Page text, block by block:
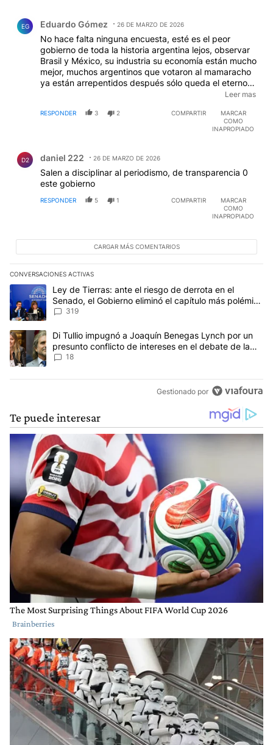
EG Eduardo Gómez 26 DE MARZO DE 2026
No hace falta ninguna encuesta, esté es el peor
gobierno de toda la historia argentina lejos, observar
Brasil y México, su industria su economía están mucho
mejor, muchos argentinos que votaron al mamaracho
ya están arrepentidos después sólo queda el eterno
30% de antiperonistas, volveremos una vez más
qué lo hacen a propósito saludos
Leer mas
RESPONDER 3 2 COMPARTIR
MARCAR
COMO
INAPROPIADO
D2 daniel 222 26 DE MARZO DE 2026
Salen a disciplinar al periodismo, de transparencia 0
este gobierno
RESPONDER 5 1 COMPARTIR
MARCAR
COMO
INAPROPIADO
CARGAR MÁS COMENTARIOS
CONVERSACIONES ACTIVAS
Este listado muestra los artículos con más comentarios en los
Un artículo de tendencia con el título "Ley de Tierras: ante el
Ley de Tierras: ante el riesgo de derrota en el
Senado, el Gobierno eliminó el capítulo más polémico
del proyecto
319
Un artículo de tendencia con el título "Di Tullio impugnó a
Di Tullio impugnó a Joaquín Benegas Lynch por un
presunto conflicto de intereses en el debate de la
Ley de Tierras
18
Gestionado por